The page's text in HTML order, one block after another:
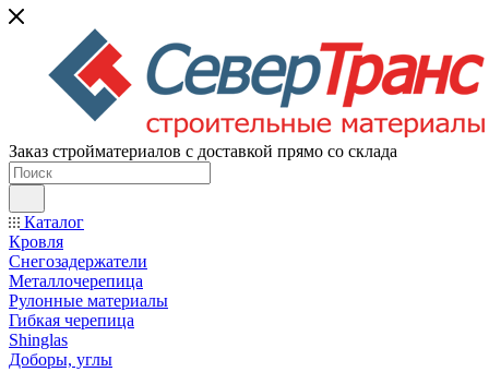
Заказ стройматериалов с доставкой прямо со склада
Каталог
Кровля
Снегозадержатели
Металлочерепица
Рулонные материалы
Гибкая черепица
Shinglas
Доборы, углы